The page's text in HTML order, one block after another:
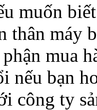
muốn
thân máy
mua
nếu bạn
công ty